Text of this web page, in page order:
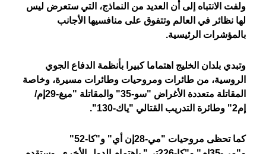
ولفت الانتباه إلى أن العديد من النماذج، التي ستعرض ليس
لها نظائر في العالم وتتفوق على منافسيها الأجانب
بالمؤشرات الرئيسية.
وتبدي بلدان الخليج اهتماما كبيرا بأنظمة الدفاع الجوي
الروسية، من طائرات ومروحيات وطائرات مسيرة، وخاصة
المقاتلة متعددة الأغراض "سو-35" والمقاتلة "ميغ-29إم/
إم2" وطائرة التدريب القتالي "ياك-130".
كما تحظى مروحيات "مي-28إن أي" و"كا-52"